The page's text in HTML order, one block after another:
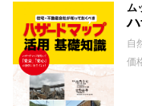
ム
自
価